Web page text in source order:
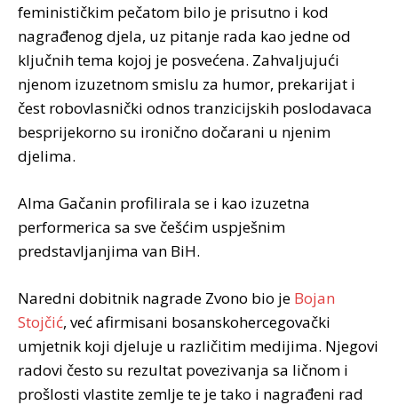
feminističkim pečatom bilo je prisutno i kod
nagrađenog djela, uz pitanje rada kao jedne od
ključnih tema kojoj je posvećena. Zahvaljujući
njenom izuzetnom smislu za humor, prekarijat i
čest robovlasnički odnos tranzicijskih poslodavaca
besprijekorno su ironično dočarani u njenim
djelima.
Alma Gačanin profilirala se i kao izuzetna
performerica sa sve češćim uspješnim
predstavljanjima van BiH.
Naredni dobitnik nagrade Zvono bio je Bojan
Stojčić, već afirmisani bosanskohercegovački
umjetnik koji djeluje u različitim medijima. Njegovi
radovi često su rezultat povezivanja sa ličnom i
prošlosti vlastite zemlje te je tako i nagrađeni rad